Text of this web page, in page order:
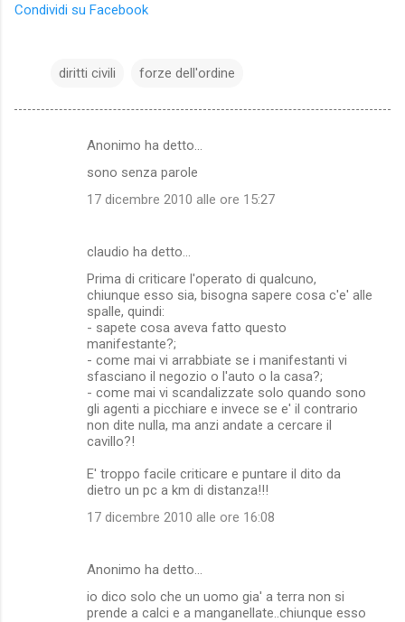
Condividi su Facebook
diritti civili forze dell'ordine
Anonimo ha detto…
sono senza parole
17 dicembre 2010 alle ore 15:27
claudio ha detto…
Prima di criticare l'operato di qualcuno,
chiunque esso sia, bisogna sapere cosa c'e' alle
spalle, quindi:
- sapete cosa aveva fatto questo
manifestante?;
- come mai vi arrabbiate se i manifestanti vi
sfasciano il negozio o l'auto o la casa?;
- come mai vi scandalizzate solo quando sono
gli agenti a picchiare e invece se e' il contrario
non dite nulla, ma anzi andate a cercare il
cavillo?!
E' troppo facile criticare e puntare il dito da
dietro un pc a km di distanza!!!
17 dicembre 2010 alle ore 16:08
Anonimo ha detto…
io dico solo che un uomo gia' a terra non si
prende a calci e a manganellate..chiunque esso